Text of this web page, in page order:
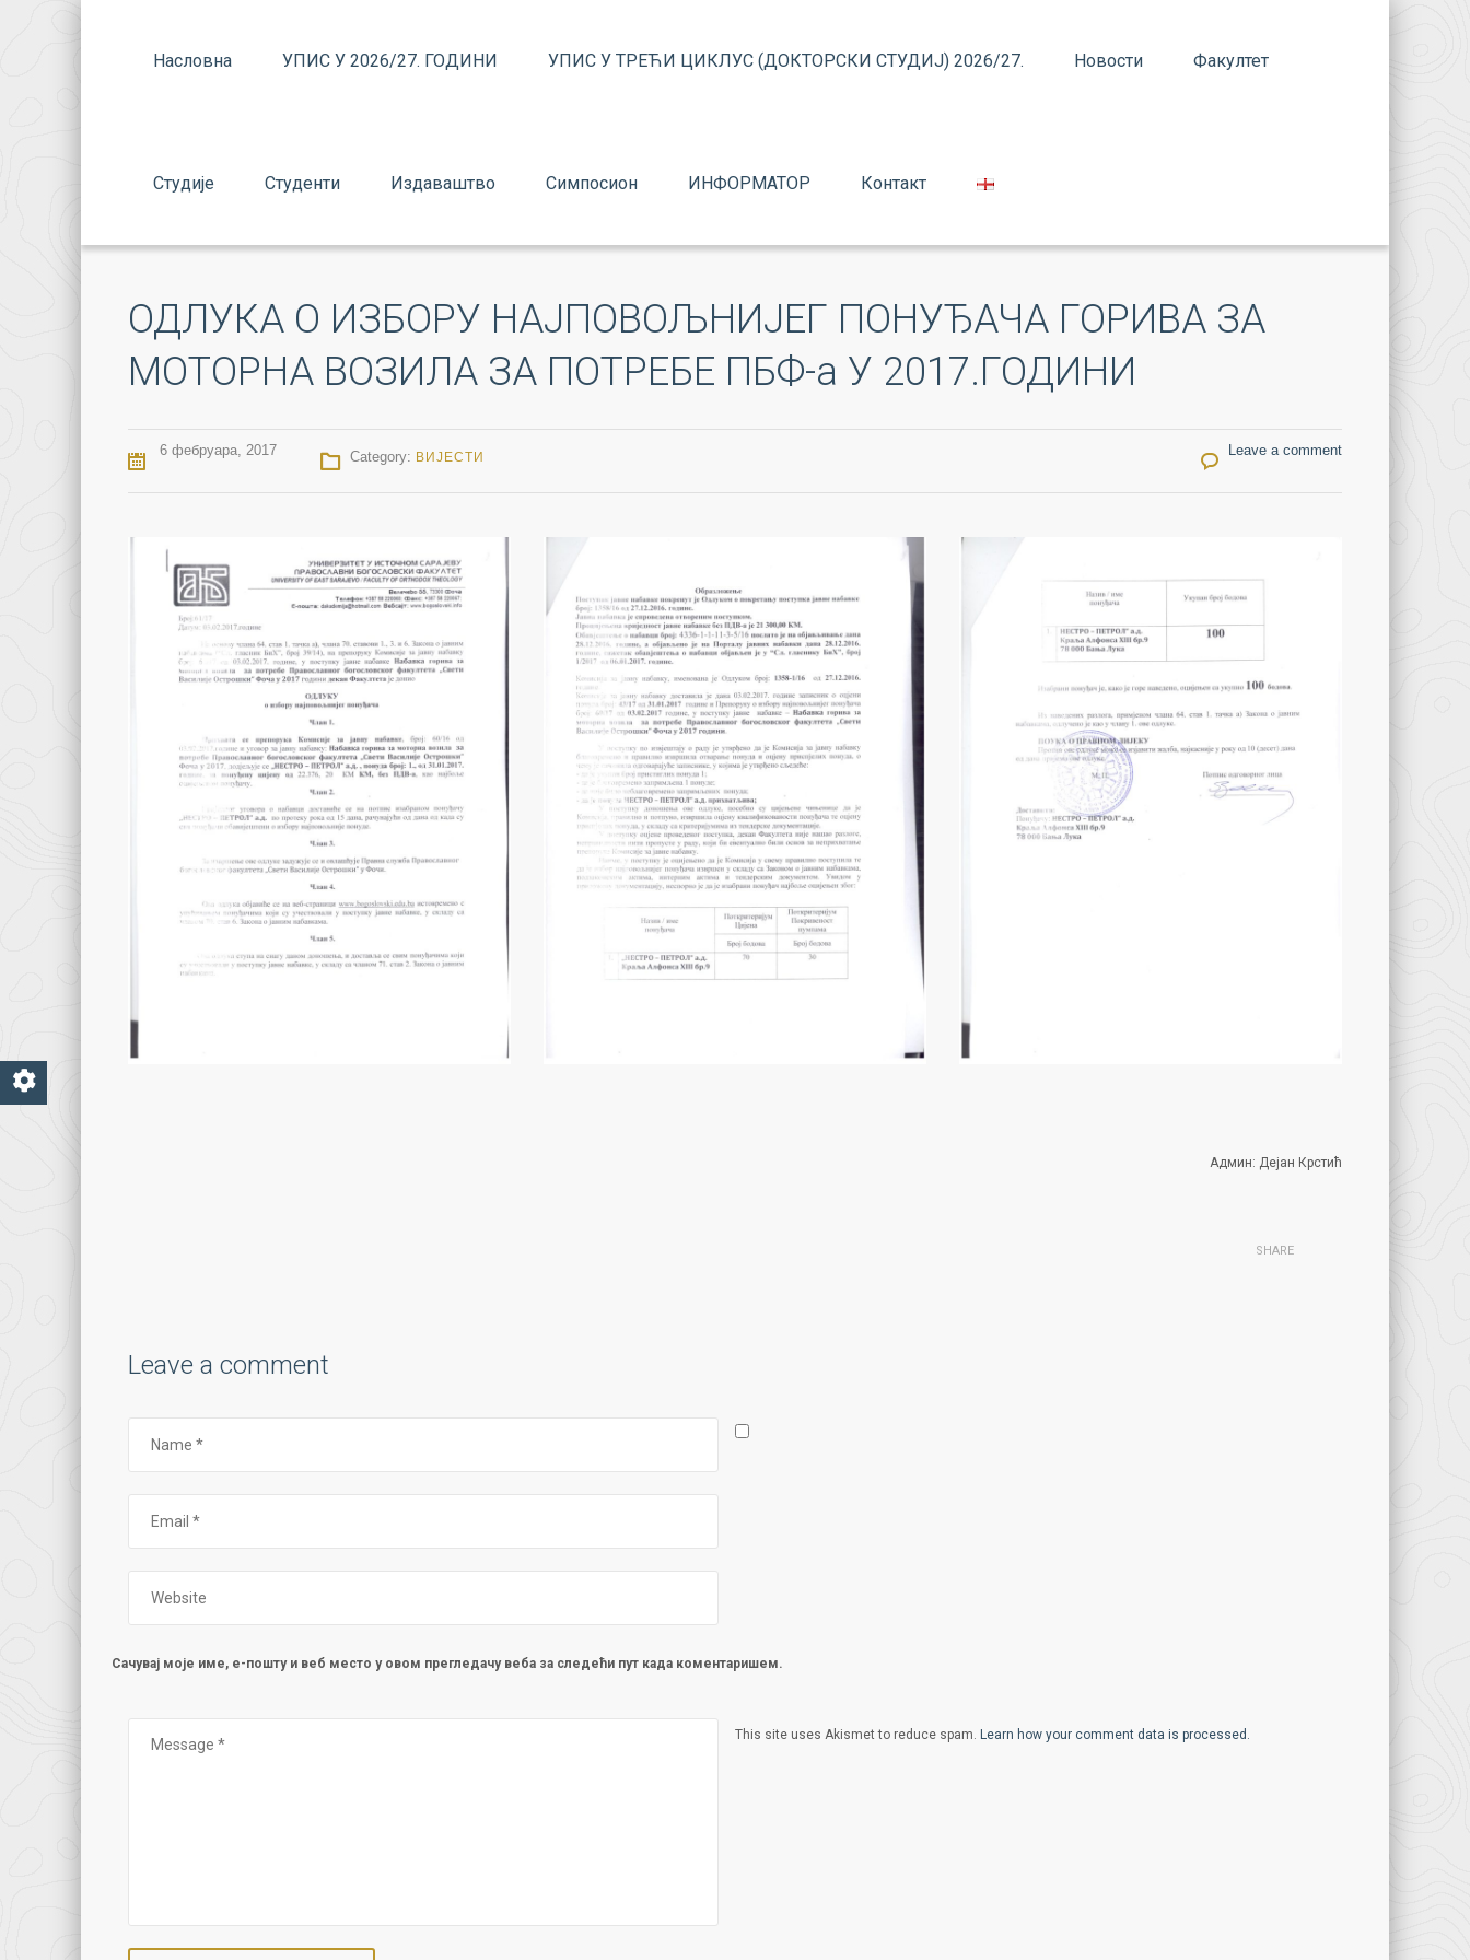
Насловна УПИС У 2026/27. ГОДИНИ УПИС У ТРЕЋИ ЦИКЛУС (ДОКТОРСКИ СТУДИЈ) 2026/27. Новости Факултет
Студије Студенти Издаваштво Симпосион ИНФОРМАТОР Контакт
ОДЛУКА О ИЗБОРУ НАЈПОВОЉНИЈЕГ ПОНУЂАЧА ГОРИВА ЗА
МОТОРНА ВОЗИЛА ЗА ПОТРЕБЕ ПБФ-а У 2017.ГОДИНИ
6 фебруара, 2017 Category: ВИЈЕСТИ Leave a comment
Админ: Дејан Крстић
SHARE
Leave a comment
Сачувај моје име, е-пошту и веб место у овом прегледачу веба за следећи пут када коментаришем.
This site uses Akismet to reduce spam. Learn how your comment data is processed.